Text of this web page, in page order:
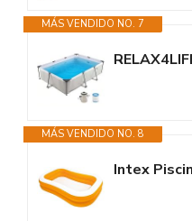
MÁS VENDIDO NO. 7
MÁS VENDIDO NO. 8